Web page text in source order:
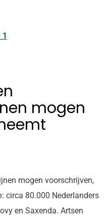
mogen
mogen voorschrijven,
circa 80.000 Nederlanders
en Saxenda. Artsen